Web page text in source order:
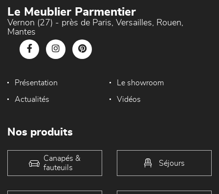
Le Meublier Parmentier
Vernon (27) - près de Paris, Versailles, Rouen,
Mantes
Présentation Le showroom
Actualités Vidéos
Nos produits
Canapés &
fauteuils
Séjours